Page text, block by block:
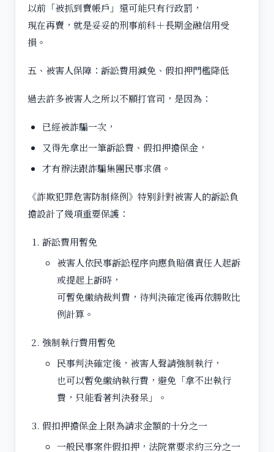
以前「被抓到賣帳戶」還可能只有行政罰，
現在再賣，就是妥妥的刑事前科＋長期金融信用受
損。
五、被害人保障：訴訟費用減免、假扣押門檻降低
過去許多被害人之所以不願打官司，是因為：
已經被詐騙一次，
又得先拿出一筆訴訟費、假扣押擔保金，
才有辦法跟詐騙集團民事求償。
《詐欺犯罪危害防制條例》特別針對被害人的訴訟負
擔設計了幾項重要保護：
訴訟費用暫免
被害人依民事訴訟程序向應負賠償責任人起訴
或提起上訴時，
可暫免繳納裁判費，待判決確定後再依勝敗比
例計算。
強制執行費用暫免
民事判決確定後，被害人聲請強制執行，
也可以暫免繳納執行費，避免「拿不出執行
費，只能看著判決發呆」。
假扣押擔保金上限為請求金額的十分之一
一般民事案件假扣押，法院常要求約三分之一